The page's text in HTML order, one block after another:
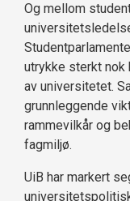
Og mellom
utrykke sterkt
av universitetet.
grunnleggende
rammevilkår og
fagmiljø.
UiB har markert